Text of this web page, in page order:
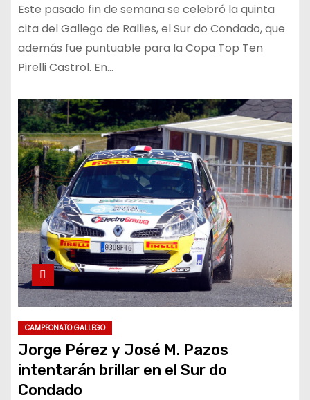
Este pasado fin de semana se celebró la quinta
cita del Gallego de Rallies, el Sur do Condado, que
además fue puntuable para la Copa Top Ten
Pirelli Castrol. En…
CAMPEONATO GALLEGO
Jorge Pérez y José M. Pazos
intentarán brillar en el Sur do
Condado